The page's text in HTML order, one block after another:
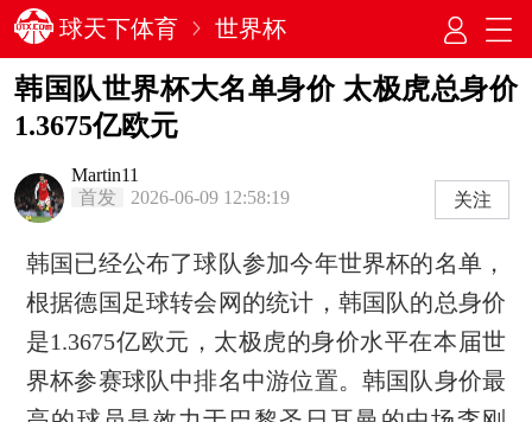
球天下体育 世界杯
韩国队世界杯大名单身价 太极虎总身价
1.3675亿欧元
Martin11
首发
2026-06-09 12:58:19 关注
韩国已经公布了球队参加今年世界杯的名单，
根据德国足球转会网的统计，韩国队的总身价
是1.3675亿欧元，太极虎的身价水平在本届世
界杯参赛球队中排名中游位置。韩国队身价最